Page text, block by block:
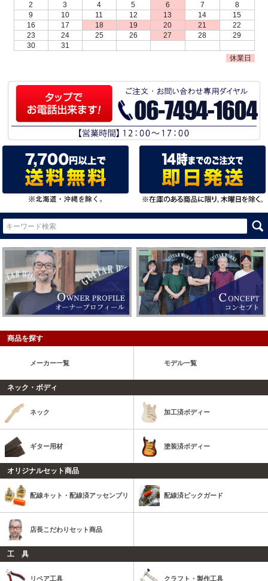
2
3 4 5 6 7
8
9
10 11 12 13 14
15
16
17 18 19 20 21
22
23
24 25 26 27 28
29
30
31
休業日
商品を探す
メーカー一覧 モデル一覧
ネック・ボディ
ネック 加工済ボディー
ギター用材 塗装済ボディー
オリジナルセット商品
配線キット・配線済アッセンブリ 配線済ピックガード
店長こだわりセット商品
工 具
リペア工具 クラフト・製作工具